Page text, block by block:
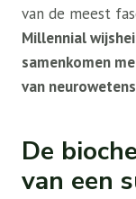
van de meest
Millennial
samenkomen
van
De
van een